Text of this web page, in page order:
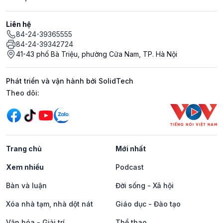
Liên hệ
84-24-39365555
84-24-39342724
41-43 phố Bà Triệu, phường Cửa Nam, TP. Hà Nội
Phát triển và vận hành bởi SolidTech
Mạng xã hội
Theo dõi:
Trang chủ Mới nhất
Xem nhiều Podcast
Bàn và luận Đời sống - Xã hội
Xóa nhà tạm, nhà dột nát Giáo dục - Đào tạo